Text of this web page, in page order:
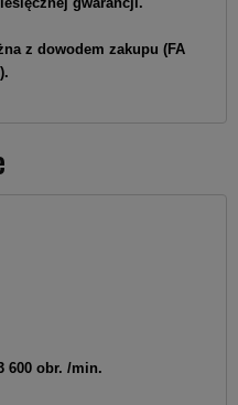
z dowodem zakupu (FA
600 obr. /min.